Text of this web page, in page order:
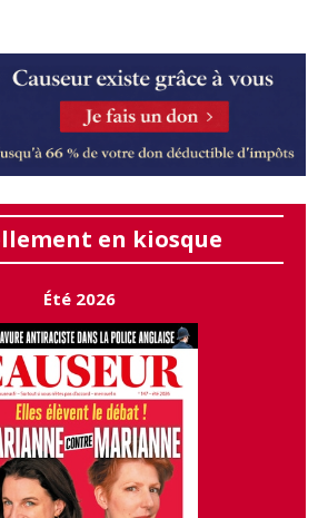
en kiosque
Été 2026